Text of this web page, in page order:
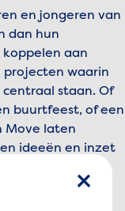
en jongeren van
dan hun
aan
projecten waarin
staan. Of
buurtfeest, of een
Move laten
ideeën en inzet
sluiten